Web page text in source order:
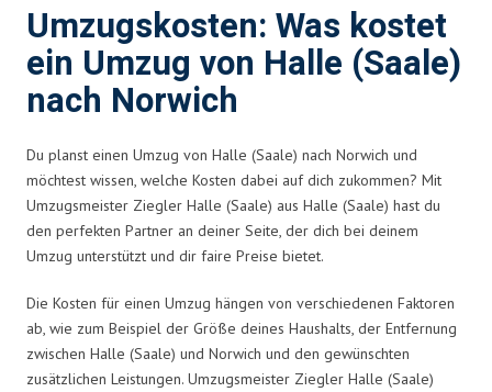
Umzugskosten: Was kostet
ein Umzug von Halle (Saale)
nach Norwich
Du planst einen Umzug von Halle (Saale) nach Norwich und
möchtest wissen, welche Kosten dabei auf dich zukommen? Mit
Umzugsmeister Ziegler Halle (Saale) aus Halle (Saale) hast du
den perfekten Partner an deiner Seite, der dich bei deinem
Umzug unterstützt und dir faire Preise bietet.
Die Kosten für einen Umzug hängen von verschiedenen Faktoren
ab, wie zum Beispiel der Größe deines Haushalts, der Entfernung
zwischen Halle (Saale) und Norwich und den gewünschten
zusätzlichen Leistungen. Umzugsmeister Ziegler Halle (Saale)